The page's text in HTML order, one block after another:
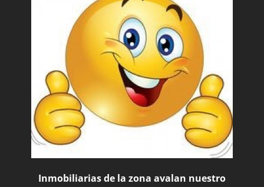
Inmobiliarias de la zona avalan nuestro